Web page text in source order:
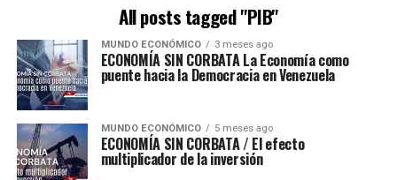
All posts tagged "PIB"
MUNDO ECONÓMICO 3 meses ago
ECONOMÍA SIN CORBATA La Economía como
puente hacia la Democracia en Venezuela
MUNDO ECONÓMICO 5 meses ago
ECONOMÍA SIN CORBATA / El efecto
multiplicador de la inversión